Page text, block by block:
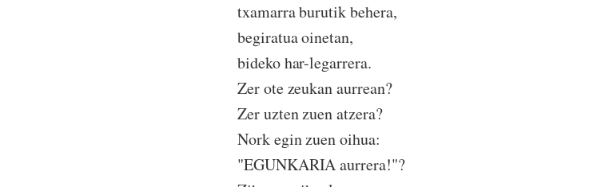
txamarra burutik behera,
begiratua oinetan,
bideko har-legarrera.
Zer ote zeukan aurrean?
Zer uzten zuen atzera?
Nork egin zuen oihua:
"EGUNKARIA aurrera!"?